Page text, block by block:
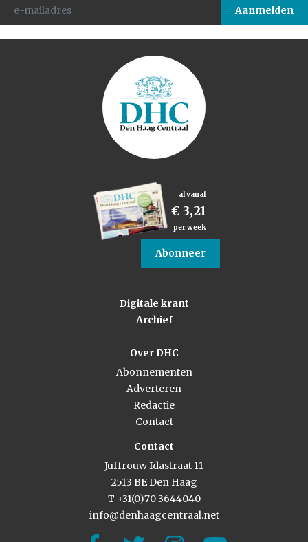
al vanaf
€ 3,21
per week
Abonneer
Digitale krant
Archief
Over DHC
Abonnementen
Adverteren
Redactie
Contact
Contact
Juffrouw Idastraat 11
2513 BE Den Haag
T +31(0)70 3644040
info@denhaagcentraal.net